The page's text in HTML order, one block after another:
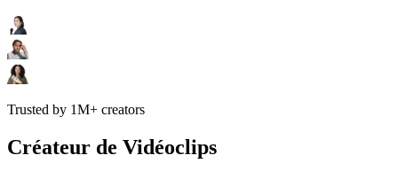
Trusted by 1M+ creators
Créateur de Vidéoclips